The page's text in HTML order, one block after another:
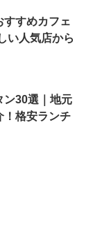
すすめカフェ
い人気店から
ン30選｜地元
！格安ランチ